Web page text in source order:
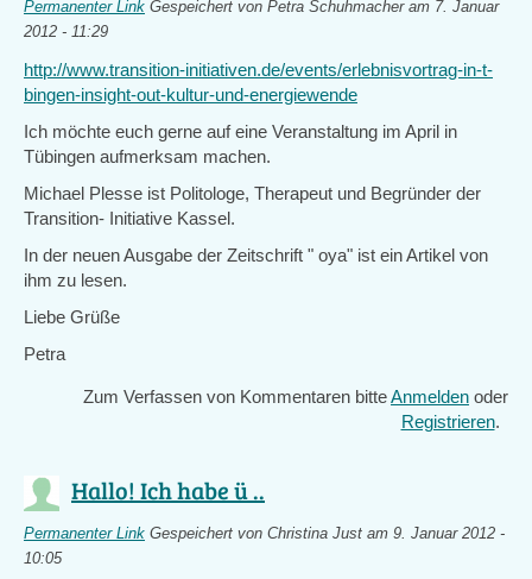
Permanenter Link Gespeichert von Petra Schuhmacheram 7. Januar
2012 - 11:29
http://www.transition-initiativen.de/events/erlebnisvortrag-in-t-
bingen-insight-out-kultur-und-energiewende
Ich möchte euch gerne auf eine Veranstaltung im April in
Tübingen aufmerksam machen.
Michael Plesse ist Politologe, Therapeut und Begründer der
Transition- Initiative Kassel.
In der neuen Ausgabe der Zeitschrift " oya" ist ein Artikel von
ihm zu lesen.
Liebe Grüße
Petra
Zum Verfassen von Kommentaren bitteAnmelden oder
Registrieren.
Hallo! Ich habe ü ..
Permanenter Link Gespeichert von Christina Just am 9. Januar 2012 -
10:05